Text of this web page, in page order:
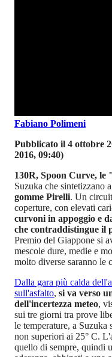
Fabiano Polimeni
Pubblicato il 4 ottobre
2016, 09:40)
130R, Spoon Curve, le
Suzuka che sintetizzano
gomme Pirelli. Un
coperture, con elevati
curvoni in appoggio e
che contraddistingue il
Premio del Giappone si
mescole dure, medie e
molto diverse saranno le
Dalla gara più calda
sull'asfalto, si va verso
dell'incertezza meteo,
sui tre giorni tra prove
le temperature, a Suzuka
non superiori ai 25° C.
quello di sempre, quindi